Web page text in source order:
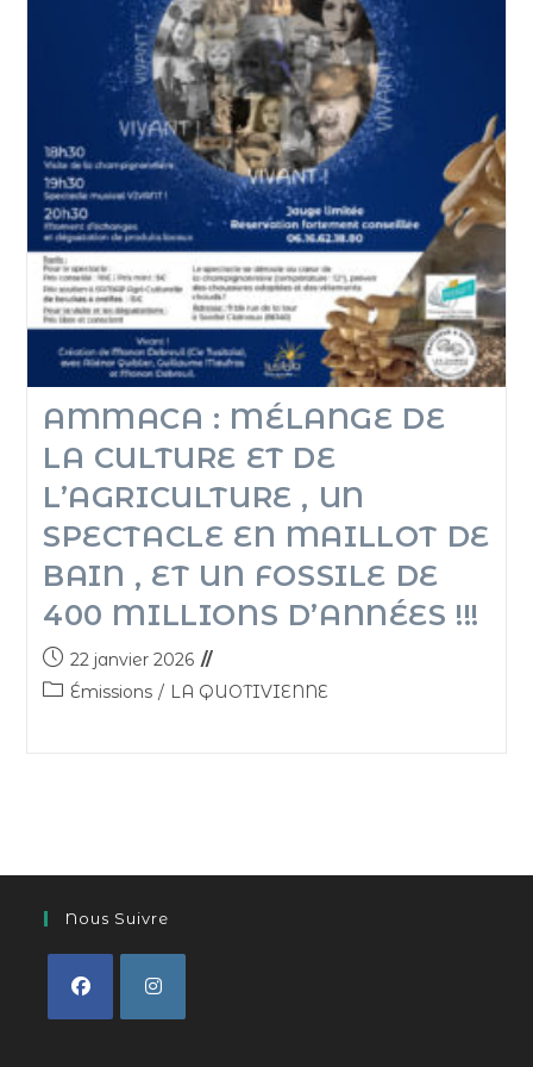
AMMACA : MÉLANGE DE
LA CULTURE ET DE
L’AGRICULTURE , UN
SPECTACLE EN MAILLOT DE
BAIN , ET UN FOSSILE DE
400 MILLIONS D’ANNÉES !!!
22 janvier 2026
Émissions / LA QUOTIVIENNE
Nous Suivre